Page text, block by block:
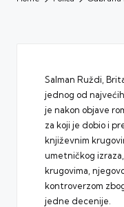
Salman Ruždi,
jednog od
je nakon objave
za koji je dobio i
književnim
umetničkog
krugovima,
kontroverzom
jedne decenije.